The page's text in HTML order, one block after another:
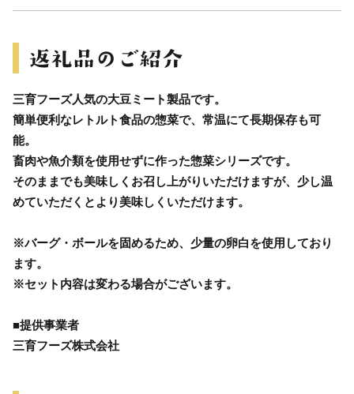
三育フーズ人気の大豆ミート製品です。
簡単便利なレトルト食品の惣菜で、常温にて長期保存も可
能。
畜肉や魚介類を使用せずに作った惣菜シリーズです。
そのままでも美味しくお召し上がりいただけますが、少し温
めていただくとより美味しくいただけます。
※バーグ・ボールを固めるため、少量の卵白を使用しており
ます。
※セット内容は変わる場合がございます。
■提供事業者
三育フーズ株式会社